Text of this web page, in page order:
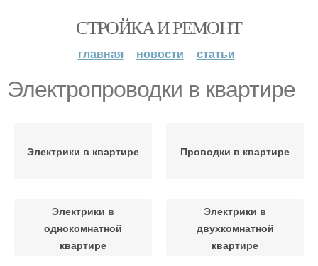
СТРОЙКА И РЕМОНТ
главная новости статьи
Электропроводки в квартире
Электрики в квартире Проводки в квартире
Электрики в
однокомнатной
квартире
Электрики в
двухкомнатной
квартире